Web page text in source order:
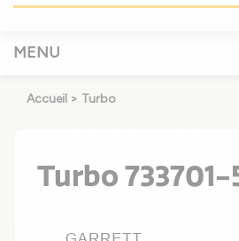
MENU
Accueil > Turbo
Turbo